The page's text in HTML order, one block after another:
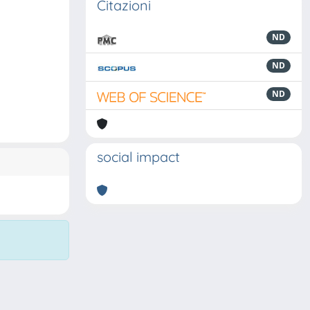
Citazioni
ND
ND
ND
social impact